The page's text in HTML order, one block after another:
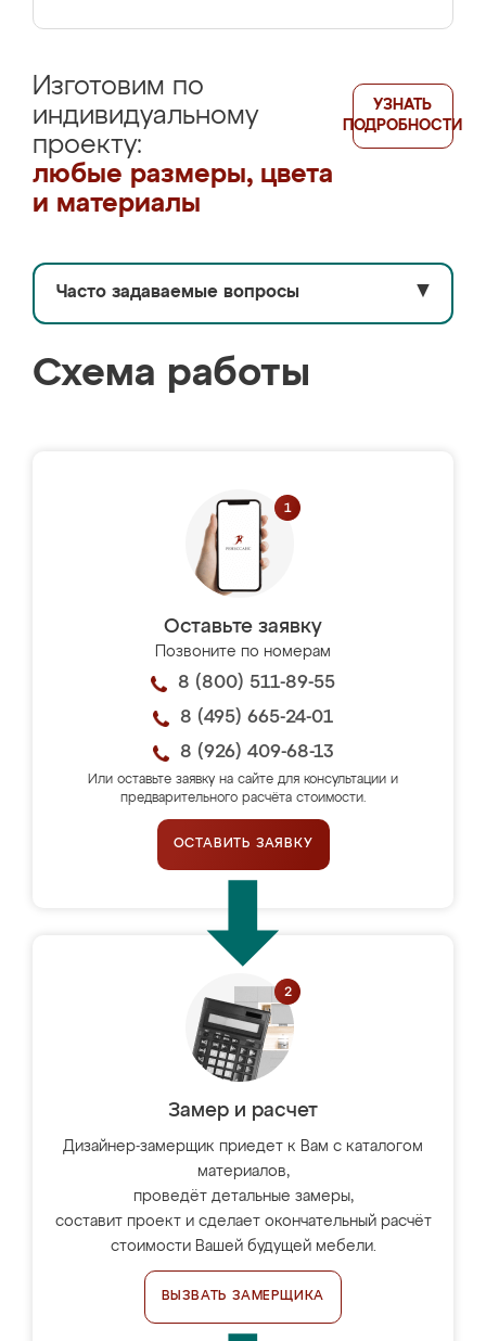
Изготовим по
индивидуальному
проекту:
любые размеры, цвета
и материалы
УЗНАТЬ
ПОДРОБНОСТИ
Часто задаваемые вопросы ▼
Схема работы
Оставьте заявку
Позвоните по номерам
8 (800) 511-89-55
8 (495) 665-24-01
8 (926) 409-68-13
Или оставьте заявку на сайте для консультации и
предварительного расчёта стоимости.
ОСТАВИТЬ ЗАЯВКУ
Замер и расчет
Дизайнер-замерщик приедет к Вам с каталогом
материалов,
проведёт детальные замеры,
составит проект и сделает окончательный расчёт
стоимости Вашей будущей мебели.
ВЫЗВАТЬ ЗАМЕРЩИКА